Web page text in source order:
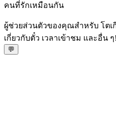
คนที่รักเหมือนกัน
ผู้ช่วยส่วนตัวของคุณสำหรับ โตเ
เกี่ยวกับตั๋ว เวลาเข้าชม และอื่น ๆ!
💬